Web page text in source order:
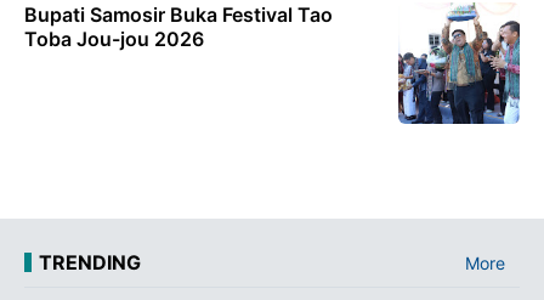
Bupati Samosir Buka Festival Tao
Toba Jou-jou 2026
TRENDING More